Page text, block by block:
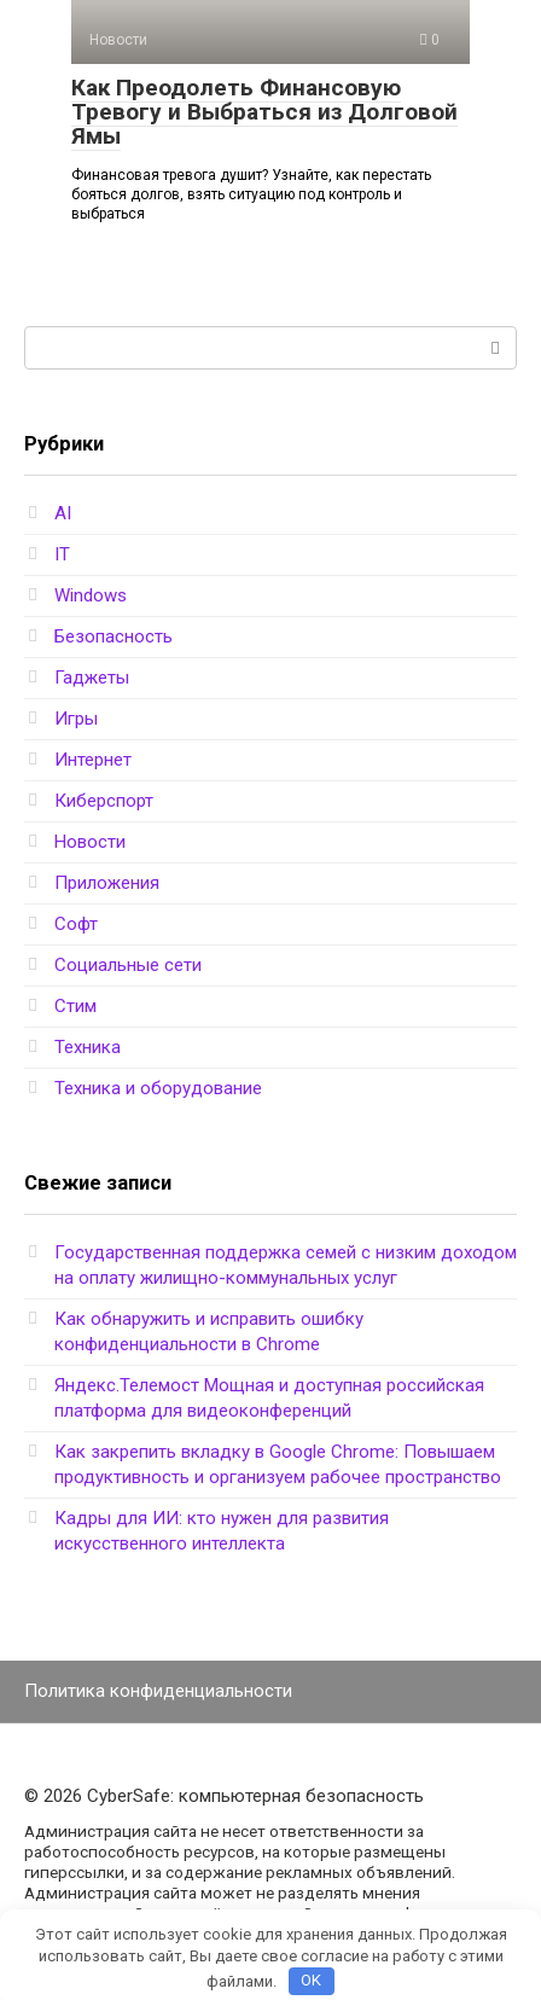
Новости 0
Как Преодолеть Финансовую
Тревогу и Выбраться из Долговой
Ямы
Финансовая тревога душит? Узнайте, как перестать
бояться долгов, взять ситуацию под контроль и
выбраться
Рубрики
AI
IT
Windows
Безопасность
Гаджеты
Игры
Интернет
Киберспорт
Новости
Приложения
Софт
Социальные сети
Стим
Техника
Техника и оборудование
Свежие записи
Государственная поддержка семей с низким доходом
на оплату жилищно-коммунальных услуг
Как обнаружить и исправить ошибку
конфиденциальности в Chrome
Яндекс.Телемост Мощная и доступная российская
платформа для видеоконференций
Как закрепить вкладку в Google Chrome: Повышаем
продуктивность и организуем рабочее пространство
Кадры для ИИ: кто нужен для развития
искусственного интеллекта
Политика конфиденциальности
© 2026 CyberSafe: компьютерная безопасность
Администрация сайта не несет ответственности за
работоспособность ресурсов, на которые размещены
гиперссылки, и за содержание рекламных объявлений.
Администрация сайта может не разделять мнения
авторов статей, размещённых на сайте agencypark.ru.
Этот сайт использует cookie для хранения данных. Продолжая
использовать сайт, Вы даете свое согласие на работу с этими
файлами.
OK